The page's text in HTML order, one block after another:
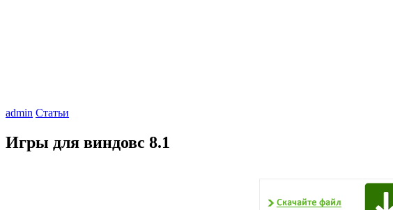
admin Статьи
Игры для виндовс 8.1